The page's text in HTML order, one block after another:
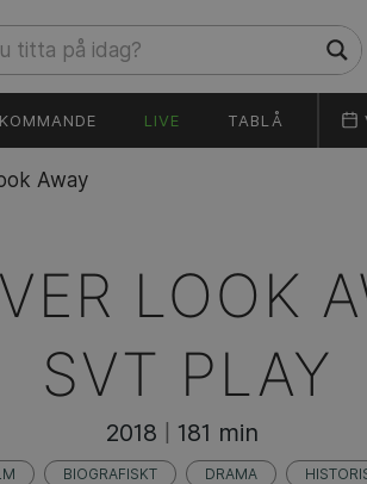
KOMMANDE LIVE TABLÅ
Away
LOOK
SVT PLAY
2018 181 min
BIOGRAFISKT DRAMA